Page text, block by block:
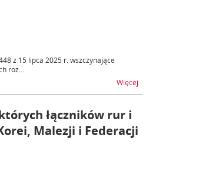
z 15 lipca 2025 r. wszczynające
roz...
Więcej
łączników rur i
Malezji i Federacji